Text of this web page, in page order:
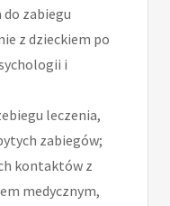
zabiegu
z dzieckiem po
i
leczenia,
zabiegów;
kontaktów z
medycznym,